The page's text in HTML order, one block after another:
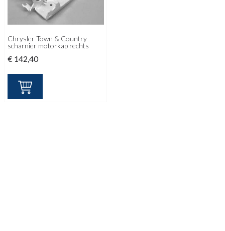
Chrysler Town & Country
scharnier motorkap rechts
€ 142,40